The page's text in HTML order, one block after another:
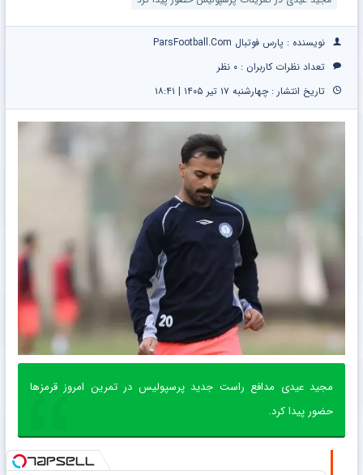
نویسنده : پارس فوتبال ParsFootball.Com
تعداد نظرات کاربران : ۰ نظر
تاریخ انتشار : چهارشنبه ۱۷ تیر ۱۴۰۵ | ۱۸:۴۱
مجید عیدی مدافع راست جدید پرسپولیس در تمرین امروز قرمزها
حضور پیدا کرد.